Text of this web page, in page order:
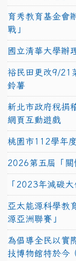
育秀教育基金會
戰」
國立清華大學辦
裕民田更改9/21
鈴薯
新北市政府稅捐
網頁互動遊戲
桃園市112學年
2026第五屆「關
「2023年減碳大
亞太能源科學教
源亞洲聯賽」
為倡導全民以實
技博物館特於今